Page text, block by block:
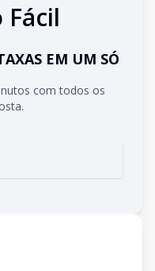
EM UM SÓ
com todos os